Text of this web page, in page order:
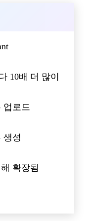
10배 더 많이
업로드
생성
확장됨